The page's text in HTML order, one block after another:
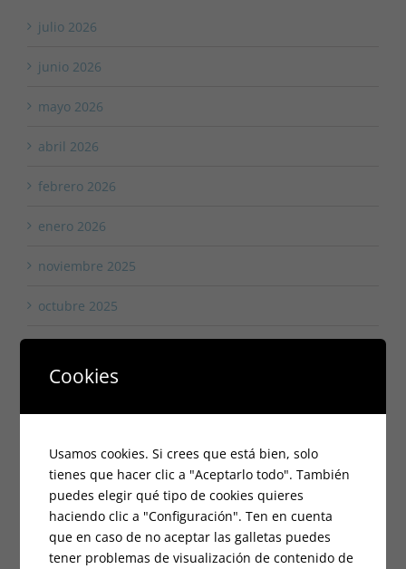
julio 2026
junio 2026
mayo 2026
abril 2026
febrero 2026
enero 2026
noviembre 2025
octubre 2025
julio 2025
abril 2025
marzo 2025
Cookies
Usamos cookies. Si crees que está bien, solo
tienes que hacer clic a "Aceptarlo todo". También
puedes elegir qué tipo de cookies quieres
haciendo clic a "Configuración". Ten en cuenta
que en caso de no aceptar las galletas puedes
tener problemas de visualización de contenido de